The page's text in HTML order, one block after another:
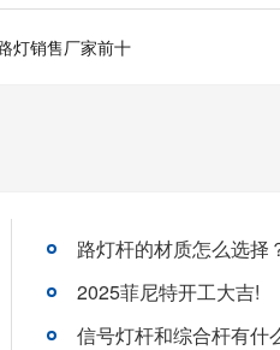
灯销售厂家前十
路灯杆的材质怎么选择
2025菲尼特开工大吉!
信号灯杆和综合杆有什